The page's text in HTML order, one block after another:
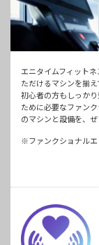
エニタイムフィット
ただけるマシンを揃
初心者の方もしっか
ために必要なファン
のマシンと設備を、ぜ
※ファンクショナルエ